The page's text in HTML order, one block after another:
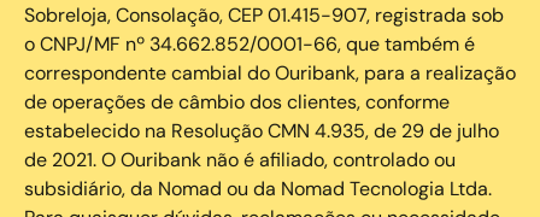
Sobreloja, Consolação, CEP 01.415-907, registrada sob
o CNPJ/MF nº 34.662.852/0001-66, que também é
correspondente cambial do Ouribank, para a realização
de operações de câmbio dos clientes, conforme
estabelecido na Resolução CMN 4.935, de 29 de julho
de 2021. O Ouribank não é afiliado, controlado ou
subsidiário, da Nomad ou da Nomad Tecnologia Ltda.